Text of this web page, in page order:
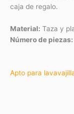
caja de regalo.
Material: Taza y
Número de piezas:
Apto para